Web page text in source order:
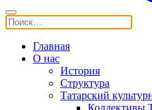
Главная
О нас
История
Структура
Татарский
Коллективы